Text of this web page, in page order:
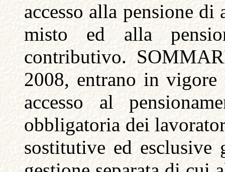
accesso alla pensione
misto ed alla
contributivo.
2008, entrano in
accesso al
obbligatoria dei
sostitutive ed esclusive